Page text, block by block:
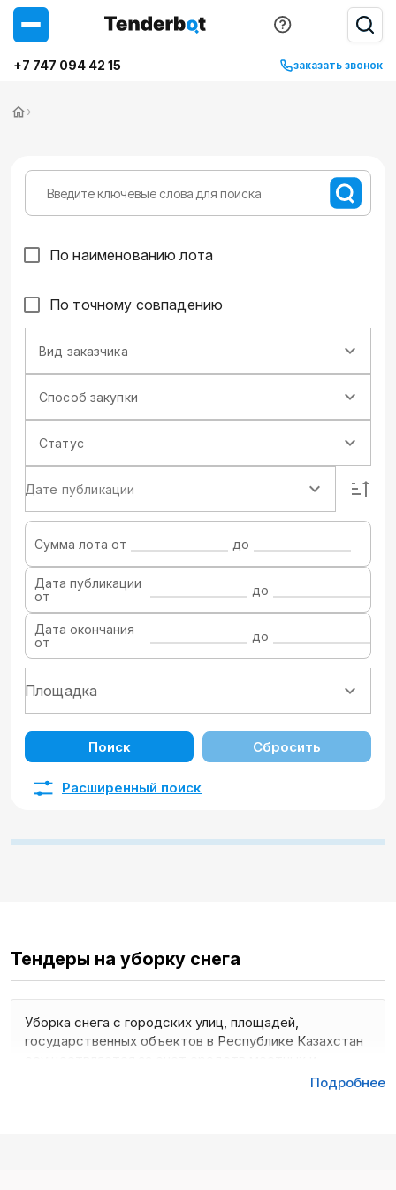
+7 747 094 42 15 заказать звонок
›
По наименованию лота
По точному совпадению
Вид заказчика
Способ закупки
Статус
Дате публикации
Сумма лота от до
Дата публикации
от
до
Дата окончания
от
до
Поиск Сбросить
Расширенный поиск
Тендеры на уборку снега
Уборка снега с городских улиц, площадей,
государственных объектов в Республике Казахстан
Подробнее